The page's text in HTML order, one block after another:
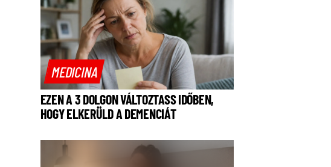
MEDICINA
EZEN A 3 DOLGON VÁLTOZTASS IDŐBEN,
HOGY ELKERÜLD A DEMENCIÁT